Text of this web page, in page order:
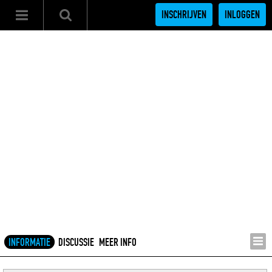
INSCHRIJVEN INLOGGEN
INFORMATIE DISCUSSIE MEER INFO